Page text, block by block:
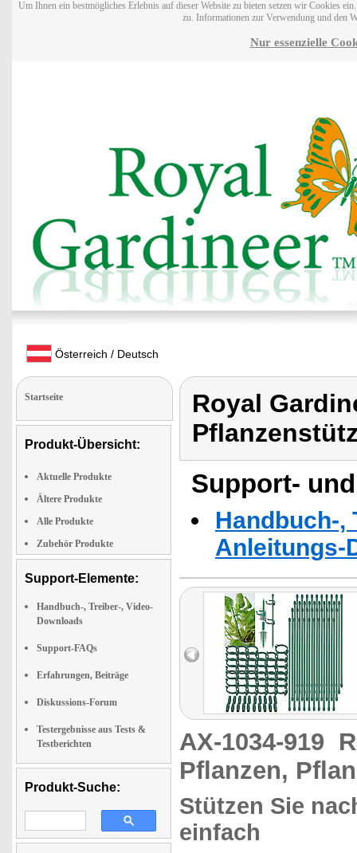
Um Ihnen ein bestmögliches Erlebnis auf dieser Website zu bieten setzen wir Cookies
zu. Informationen zur Verwendung und den
Nur essenzielle
Österreich / Deutsch
Startseite
Produkt-Übersicht:
Aktuelle Produkte
Ältere Produkte
Alle Produkte
Zubehör Produkte
Support-Elemente:
Handbuch-, Treiber-, Video-
Downloads
Support-FAQs
Erfahrungen, Beiträge
Diskussions-Forum
Testergebnisse aus Tests &
Testberichten
Produkt-Suche:
Royal
Support-
Handbuch-,
Anleitungs-
AX-1034-919
Pflanzen,
Stützen Sie
einfach